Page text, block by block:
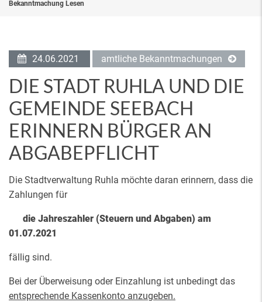
Bekanntmachung Lesen
24.06.2021 amtliche Bekanntmachungen
DIE STADT RUHLA UND DIE
GEMEINDE SEEBACH
ERINNERN BÜRGER AN
ABGABEPFLICHT
Die Stadtverwaltung Ruhla möchte daran erinnern, dass die
Zahlungen für
die Jahreszahler (Steuern und Abgaben) am
01.07.2021
fällig sind.
Bei der Überweisung oder Einzahlung ist unbedingt das
entsprechende Kassenkonto anzugeben.